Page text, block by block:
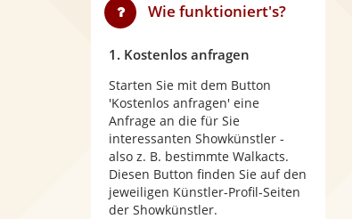
Wie funktioniert's?
1. Kostenlos anfragen
Starten Sie mit dem Button
'Kostenlos anfragen' eine
Anfrage an die für Sie
interessanten Showkünstler -
also z. B. bestimmte Walkacts.
Diesen Button finden Sie auf den
jeweiligen Künstler-Profil-Seiten
der Showkünstler.